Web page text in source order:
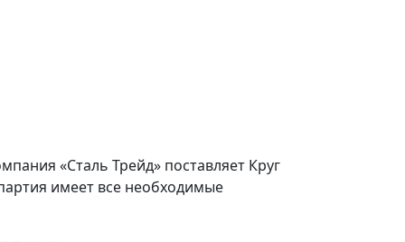
«Сталь Трейд» поставляет Круг
имеет все необходимые